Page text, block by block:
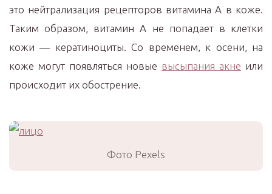
это нейтрализация рецепторов витамина А в коже.
Таким образом, витамин А не попадает в клетки
кожи — кератиноциты. Со временем, к осени, на
коже могут появляться новые высыпания акне или
происходит их обострение.
Фото Pexels